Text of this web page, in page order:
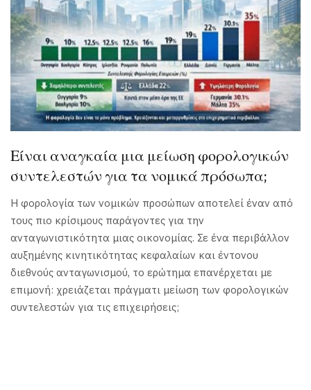
Είναι αναγκαία μια μείωση φορολογικών
συντελεστών για τα νομικά πρόσωπα;
Η φορολογία των νομικών προσώπων αποτελεί έναν από
τους πιο κρίσιμους παράγοντες για την
ανταγωνιστικότητα μιας οικονομίας. Σε ένα περιβάλλον
αυξημένης κινητικότητας κεφαλαίων και έντονου
διεθνούς ανταγωνισμού, το ερώτημα επανέρχεται με
επιμονή: χρειάζεται πράγματι μείωση των φορολογικών
συντελεστών για τις επιχειρήσεις;